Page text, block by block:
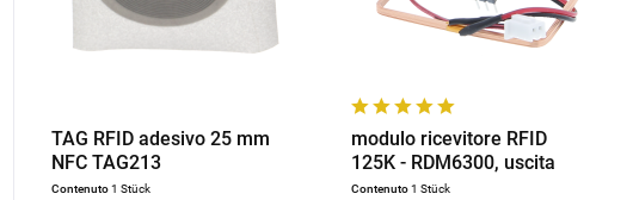
TAG RFID adesivo 25 mm
NFC TAG213
Contenuto1 Stück
modulo ricevitore RFID
125K - RDM6300, uscita
UART
Contenuto1 Stück